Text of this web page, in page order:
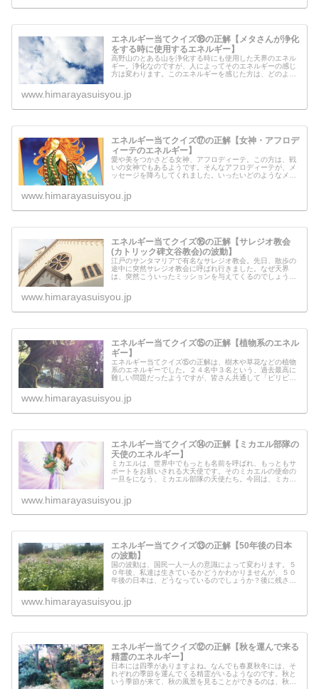
エネルギー当てクイズ⑱の正解【メタさんが浄化
をする時に使用するエネルギー】
高野山のとある山を浄化する時にも使用した天界のエネル
ギー。浄化なのですが、人によってそのエネルギーの感じ
方は変わります。このエネルギーを感じた方は、どのよう
優しく、ワインの味やお醤油の味、...
www.himarayasuisyou.jp
エネルギー当てクイズ⑰の正解【女神・アフロデ
ィーテのエネルギー】
愛や美をつかさどる女神、アフロディーテ。この方は、戦
いの女神でもあるようです。そんなアフロディーテが、メ
ッセージを降ろしてくれました。いったいどのようなメッ
世界は自然に分かれていくようです...
www.himarayasuisyou.jp
エネルギー当てクイズ⑯の正解【サレジオ教会
(カトリック碑文谷教会)の波動】
江戸のサンタマリアで有名なサレジオ教会。先日、散歩の
途中に突然サレジオ教会に呼ばれ行きました。なぜ天界
は、突然こういったミッションを与えてくるのでしょう
ところの仕事）の一つ。今日は、見えな...
www.himarayasuisyou.jp
エネルギー当てクイズ⑮の正解【植物系のエネル
ギー】
エネルギー当てクイズ⑮の正解は、樹木や草花などの植物
系のエネルギーでした。２４名中３名という、過去最高に
難しい問題だったようですが、皆さん共通して「ピリピリ
です。なぜ共通して、皆さんそのよ...
www.himarayasuisyou.jp
エネルギー当てクイズ⑭の正解【ミカエル部隊の
天使のエネルギー】
ミカエルは、世界中でもっとも名前を呼ばれ、もっともサ
ポートをお願いされる大天使です。そのミカエルの使命の
一旦をになう、ミカエル部隊の天使たち。今回は、ミカエ
www.himarayasuisyou.jp
エネルギー当てクイズ⑬の正解【50年後の日本
の波動】
国の波動は、国民一人一人の意識によって変わります。５
０年後、私達は生きているかどうかわかりませんが、５０
年後の日本は、どうなっているのでしょうか？後に残され
www.himarayasuisyou.jp
エネルギー当てクイズ⑫の正解【秋を運んで来る
精霊のエネルギー】
日本には四季がありますよね。なんでも春夏秋冬には、そ
れぞれの季節を運んでくる精霊がいるようなのです。秋と
いう季節が来て、秋の風景を見ることができるのは、秋を